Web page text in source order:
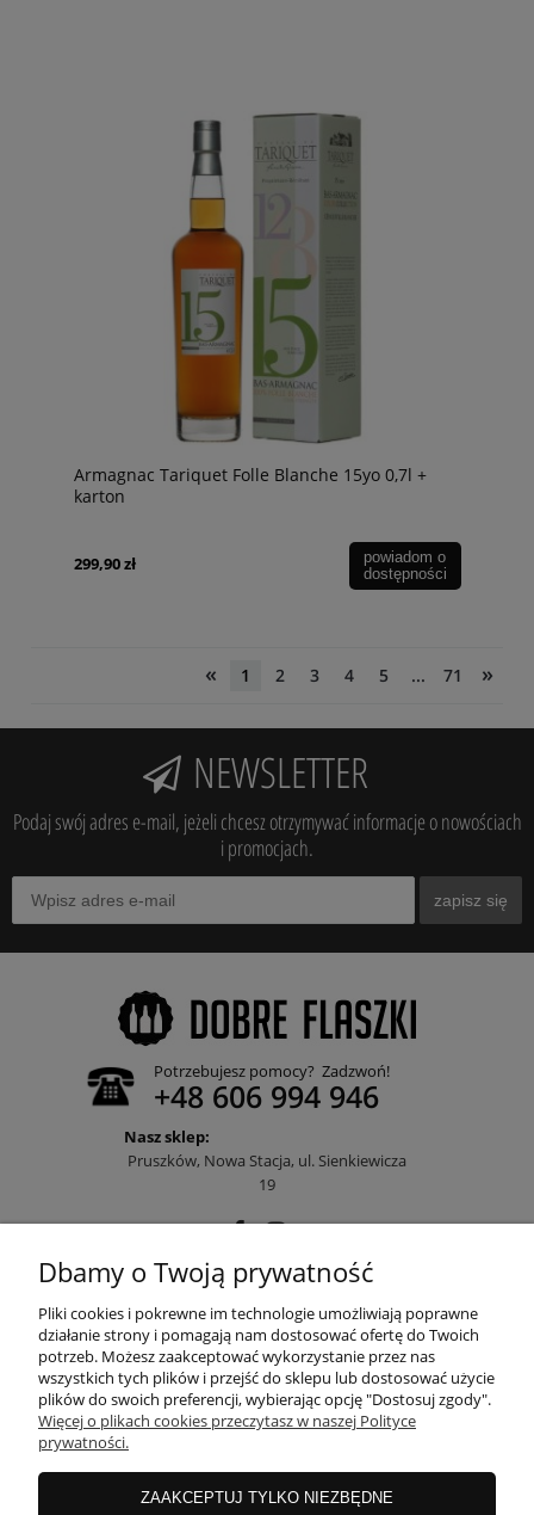
Armagnac Tariquet Folle Blanche 15yo 0,7l +
karton
299,90 zł
powiadom o
dostępności
« 1 2 3 4 5 ... 71 »
NEWSLETTER
Podaj swój adres e-mail, jeżeli chcesz otrzymywać informacje o nowościach
i promocjach.
zapisz się
Potrzebujesz pomocy? Zadzwoń!
+48 606 994 946
Nasz sklep:
Pruszków, Nowa Stacja, ul. Sienkiewicza
19
POMOC
MOJE KONTO
PŁATNOŚCI I DOSTAWA
Dbamy o Twoją prywatność
Pliki cookies i pokrewne im technologie umożliwiają poprawne
działanie strony i pomagają nam dostosować ofertę do Twoich
potrzeb. Możesz zaakceptować wykorzystanie przez nas
wszystkich tych plików i przejść do sklepu lub dostosować użycie
plików do swoich preferencji, wybierając opcję "Dostosuj zgody".
Więcej o plikach cookies przeczytasz w naszej Polityce
prywatności.
ZAAKCEPTUJ TYLKO NIEZBĘDNE